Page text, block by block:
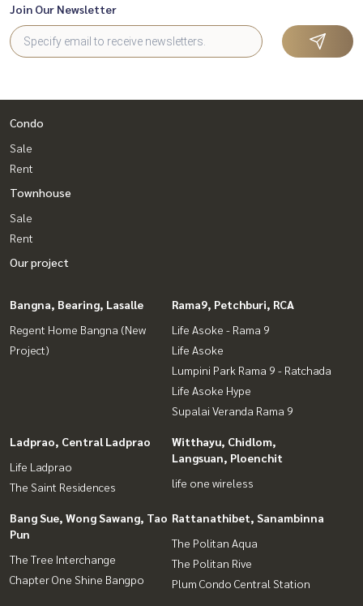
Join Our Newsletter
Condo
Sale
Rent
Townhouse
Sale
Rent
Our project
Bangna, Bearing, Lasalle
Regent Home Bangna (New
Project)
Rama9, Petchburi, RCA
Life Asoke - Rama 9
Life Asoke
Lumpini Park Rama 9 - Ratchada
Life Asoke Hype
Supalai Veranda Rama 9
Ladprao, Central Ladprao
Life Ladprao
The Saint Residences
Witthayu, Chidlom,
Langsuan, Ploenchit
life one wireless
Bang Sue, Wong Sawang, Tao
Pun
The Tree Interchange
Chapter One Shine Bangpo
Rattanathibet, Sanambinna
The Politan Aqua
The Politan Rive
Plum Condo Central Station